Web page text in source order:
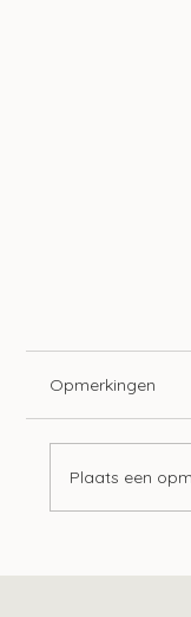
Opmerkingen
Plaats een